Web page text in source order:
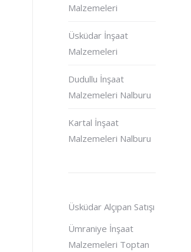
Malzemeleri
Üsküdar İnşaat
Malzemeleri
Dudullu İnşaat
Malzemeleri Nalburu
Kartal İnşaat
Malzemeleri Nalburu
Üsküdar Alçıpan Satışı
Ümraniye İnşaat
Malzemeleri Toptan